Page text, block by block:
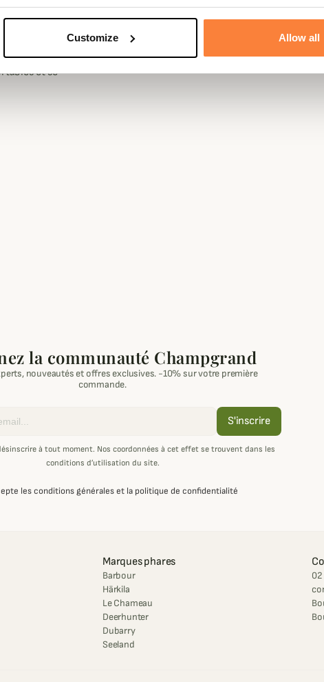
Customize Allow all
et la pointe des
et se
Genre Homme
Matière
la communauté Champgrand
nouveautés et offres exclusives. -10% sur votre première
commande.
S'inscrire
à tout moment. Nos coordonnées à cet effet se trouvent dans les
conditions d’utilisation du site.
les conditions générales et la politique de confidentialité
Marques phares
Barbour
Härkila
Le Chameau
Deerhunter
Dubarry
Seeland
02